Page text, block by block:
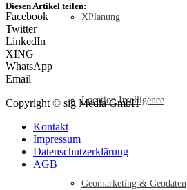
XPlanung
Location Intelligence
Geomarketing & Geodaten
Diesen Artikel teilen:
Facebook
Twitter
LinkedIn
XING
WhatsApp
Email
Copyright © sig Media GmbH
Kontakt
Impressum
Datenschutzerklärung
AGB